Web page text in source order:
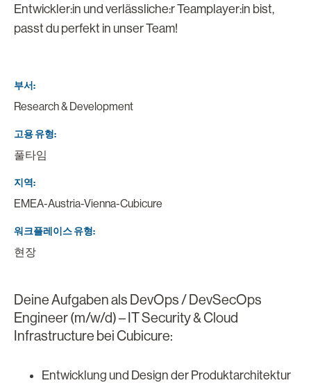
Entwickler:in und verlässliche:r Teamplayer:in bist,
passt du perfekt in unser Team!
부서
Research & Development
고용 유형
풀타임
지역
EMEA-Austria-Vienna-Cubicure
워크플레이스 유형
현장
Deine Aufgaben als DevOps / DevSecOps
Engineer (m/w/d) – IT Security & Cloud
Infrastructure bei Cubicure:
Entwicklung und Design der Produktarchitektur